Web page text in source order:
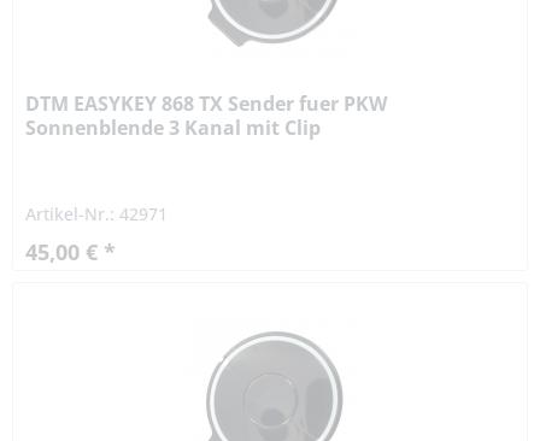
DTM EASYKEY 868 TX Sender fuer PKW
Sonnenblende 3 Kanal mit Clip
Artikel-Nr.: 42971
45,00 € *